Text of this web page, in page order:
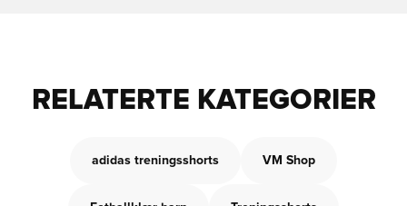
RELATERTE KATEGORIER
adidas treningsshorts VM Shop